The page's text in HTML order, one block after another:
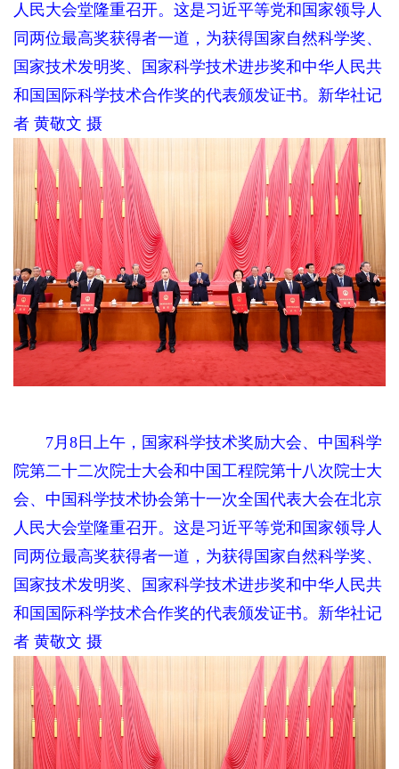
人民大会堂隆重召开。这是习近平等党和国家领导人
同两位最高奖获得者一道，为获得国家自然科学奖、
国家技术发明奖、国家科学技术进步奖和中华人民共
和国国际科学技术合作奖的代表颁发证书。新华社记
者 黄敬文 摄
7月8日上午，国家科学技术奖励大会、中国科学
院第二十二次院士大会和中国工程院第十八次院士大
会、中国科学技术协会第十一次全国代表大会在北京
人民大会堂隆重召开。这是习近平等党和国家领导人
同两位最高奖获得者一道，为获得国家自然科学奖、
国家技术发明奖、国家科学技术进步奖和中华人民共
和国国际科学技术合作奖的代表颁发证书。新华社记
者 黄敬文 摄